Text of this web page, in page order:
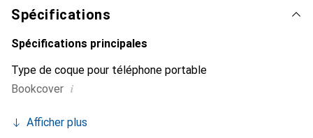
sûr pour une clientèle exigeante.
Spécifications
Spécifications principales
Type de coque pour téléphone portable
Bookcover i
Afficher plus